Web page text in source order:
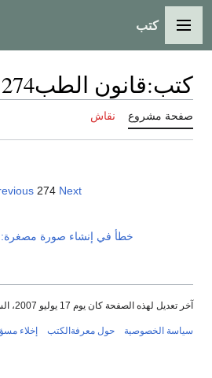
القائمة الرئيسية
كتب
كتب:قانون الطب274
صفحة مشروع نقاش
274 Next
خطأ في إنشاء صورة مصغرة:
آخر تعديل لهذه الصفحة كان يوم 17 يوليو 2007، الساعة 15:07.
سياسة الخصوصية حول معرفةالكتب إخلاء